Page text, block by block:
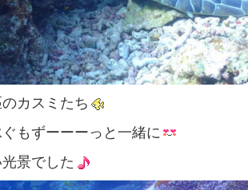
カスミたち
もずーーーっと一緒に
景でした